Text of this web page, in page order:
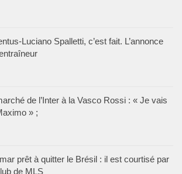
Luciano Spalletti, c’est fait. L’annonce
de l’Inter à la Vasco Rossi : « Je vais
» ;
prêt à quitter le Brésil : il est courtisé par
de MLS